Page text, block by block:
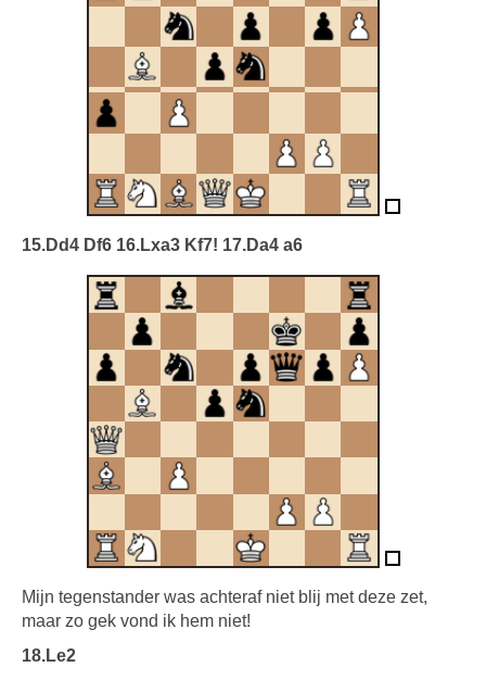
15.Dd4 Df6 16.Lxa3 Kf7! 17.Da4 a6
Mijn tegenstander was achteraf niet blij met deze zet,
maar zo gek vond ik hem niet!
18.Le2